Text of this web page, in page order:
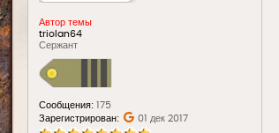
Автор темы
triolan64
Сержант
Сообщения: 175
Зарегистрирован:
01 дек 2017